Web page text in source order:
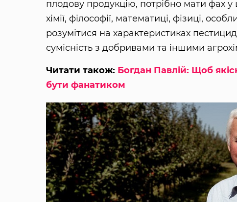
плодову продукцію, потрібно мати фах у
хімії, філософії, математиці, фізиці,
розумітися на характеристиках
сумісність з добривами та іншими
Читати також: Богдан Павлій: Щоб
бути фанатиком